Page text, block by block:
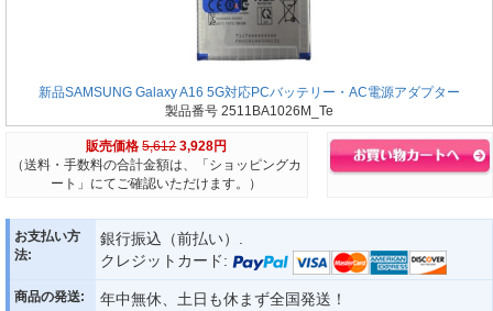
新品SAMSUNG Galaxy A16 5G対応PCバッテリー・AC電源アダプター
製品番号 2511BA1026M_Te
販売価格 5,612 3,928円
（送料・手数料の合計金額は、「ショッピングカ
ート」にてご確認いただけます。）
お支払い方
法:
銀行振込（前払い）.
クレジットカード:
商品の発送:
年中無休、土日も休まず全国発送！